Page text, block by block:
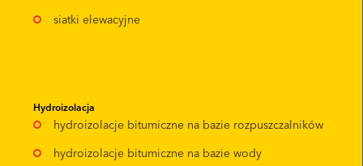
siatki elewacyjne
Hydroizolacja
hydroizolacje bitumiczne na bazie rozpuszczalników
hydroizolacje bitumiczne na bazie wody